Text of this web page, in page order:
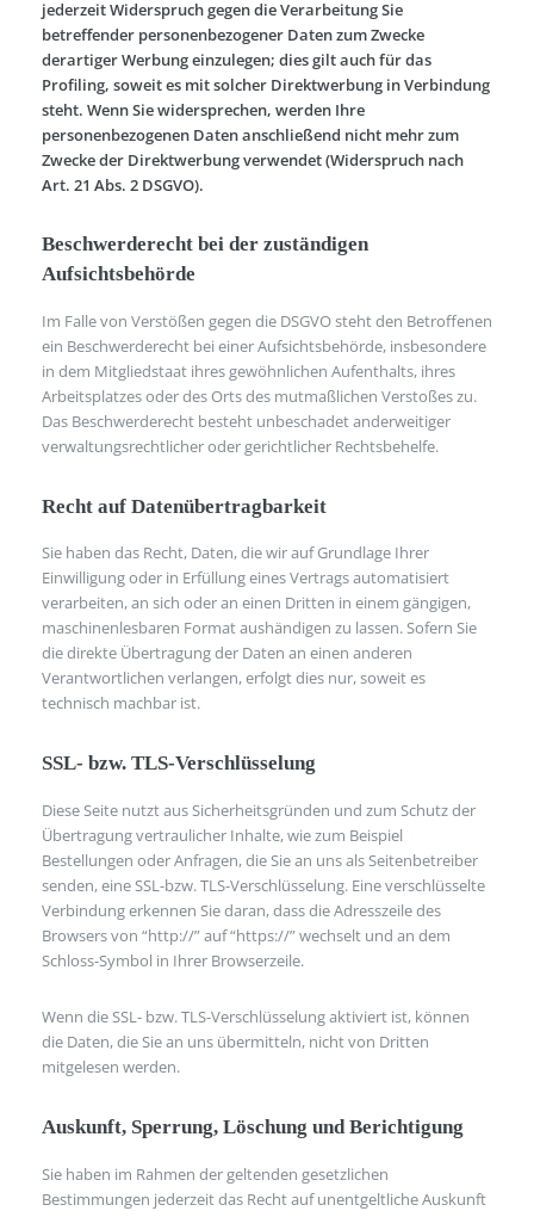
jederzeit Widerspruch gegen die Verarbeitung Sie
betreffender personenbezogener Daten zum Zwecke
derartiger Werbung einzulegen; dies gilt auch für das
Profiling, soweit es mit solcher Direktwerbung in Verbindung
steht. Wenn Sie widersprechen, werden Ihre
personenbezogenen Daten anschließend nicht mehr zum
Zwecke der Direktwerbung verwendet (Widerspruch nach
Art. 21 Abs. 2 DSGVO).
Beschwerderecht bei der zuständigen
Aufsichtsbehörde
Im Falle von Verstößen gegen die DSGVO steht den Betroffenen
ein Beschwerderecht bei einer Aufsichtsbehörde, insbesondere
in dem Mitgliedstaat ihres gewöhnlichen Aufenthalts, ihres
Arbeitsplatzes oder des Orts des mutmaßlichen Verstoßes zu.
Das Beschwerderecht besteht unbeschadet anderweitiger
verwaltungsrechtlicher oder gerichtlicher Rechtsbehelfe.
Recht auf Datenübertragbarkeit
Sie haben das Recht, Daten, die wir auf Grundlage Ihrer
Einwilligung oder in Erfüllung eines Vertrags automatisiert
verarbeiten, an sich oder an einen Dritten in einem gängigen,
maschinenlesbaren Format aushändigen zu lassen. Sofern Sie
die direkte Übertragung der Daten an einen anderen
Verantwortlichen verlangen, erfolgt dies nur, soweit es
technisch machbar ist.
SSL- bzw. TLS-Verschlüsselung
Diese Seite nutzt aus Sicherheitsgründen und zum Schutz der
Übertragung vertraulicher Inhalte, wie zum Beispiel
Bestellungen oder Anfragen, die Sie an uns als Seitenbetreiber
senden, eine SSL-bzw. TLS-Verschlüsselung. Eine verschlüsselte
Verbindung erkennen Sie daran, dass die Adresszeile des
Browsers von “http://” auf “https://” wechselt und an dem
Schloss-Symbol in Ihrer Browserzeile.
Wenn die SSL- bzw. TLS-Verschlüsselung aktiviert ist, können
die Daten, die Sie an uns übermitteln, nicht von Dritten
mitgelesen werden.
Auskunft, Sperrung, Löschung und Berichtigung
Sie haben im Rahmen der geltenden gesetzlichen
Bestimmungen jederzeit das Recht auf unentgeltliche Auskunft